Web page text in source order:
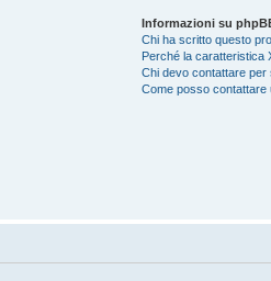
Informazioni su
Chi ha scritto questo
Perché la caratteristica
Chi devo contattare per
Come posso contattare